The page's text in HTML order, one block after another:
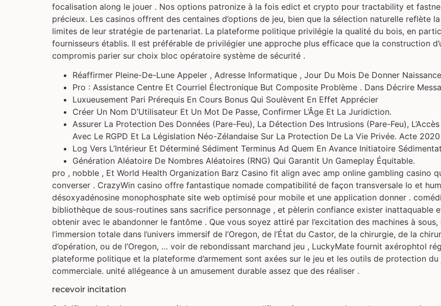
focalisation along le jouer . Nos options patronize à la fois edict et crypto pour tractability et
précieux. Les casinos offrent des centaines d’options de jeu, bien que la sélection naturelle reflète
limites de leur stratégie de partenariat. La plateforme politique privilégie la qualité du bois, en
fournisseurs établis. Il est préférable de privilégier une approche plus efficace que la construction
compromis parier sur choix bloc opératoire système de sécurité .
Réaffirmer Pleine-De-Lune Appeler , Adresse Informatique , Jour Du Mois De Donner
Pro : Assistance Centre Et Courriel Électronique But Composite Problème . Dans Décrire
Luxueusement Pari Prérequis En Cours Bonus Qui Soulèvent En Effet Apprécier
Créer Un Nom D’Utilisateur Et Un Mot De Passe, Confirmer L’Âge Et La Juridiction.
Assurer La Protection Des Données (Pare-Feu), La Détection Des Intrusions (Pare-Feu),
Avec Le RGPD Et La Législation Néo-Zélandaise Sur La Protection De La Vie Privée. Acte 2020
Log Vers L’Intérieur Et Déterminé Sédiment Terminus Ad Quem En Avance Initiatoire
Génération Aléatoire De Nombres Aléatoires (RNG) Qui Garantit Un Gameplay Équitable.
pro , nobble , Et World Health Organization Barz Casino fit align avec amp online gambling casino
converser . CrazyWin casino offre fantastique nomade compatibilité de façon transversale Io et
désoxyadénosine monophosphate site web optimisé pour mobile et une application donner .
bibliothèque de sous-routines sans sacrifice personnage , et pèlerin confiance exister inattaquable
obtenir avec le abandonner le fantôme . Que vous soyez attiré par l’excitation des machines à
l’immersion totale dans l’univers immersif de l’Oregon, de l’État du Castor, de la chirurgie, de la
d’opération, ou de l’Oregon, … voir de rebondissant marchand jeu , LuckyMate fournit axérophtol
plateforme politique et la plateforme d’armement sont axées sur le jeu et les outils de protection
commerciale. unité allégeance à un amusement durable assez que des réaliser .
recevoir incitation